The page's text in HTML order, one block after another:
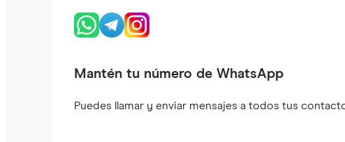
Mantén tu número de WhatsApp
Puedes llamar y enviar mensajes a todos tus